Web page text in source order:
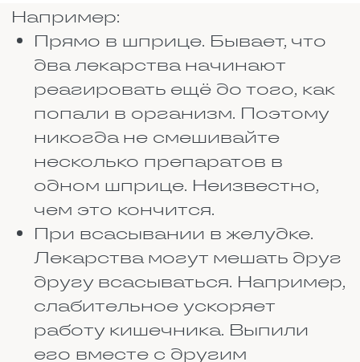
бактерии, разрушая их стенки.
А тетрациклины мешают
бактериям размножаться.
Казалось бы, вместе должны
работать лучше. Но нет. Они
мешают друг другу, и в итоге
ни один не работает как надо.
Вы пьёте таблетки, а толку
ноль. Бактерии не погибают, а
наоборот, учатся выживать. В
следующий раз эти лекарства
могут уже не помочь. Поэтому
антибиотики никогда не
назначают в таких
комбинациях.
Аминогликозиды
(стрептомицин, гентамицин) и
цефалоспорины. Это тоже
антибиотики, но опасность
здесь другого рода. Вместе
они сильно бьют по почкам.